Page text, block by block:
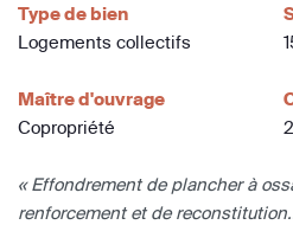
Type de bien
Logements collectifs
Maître d'ouvrage
Copropriété
« Effondrement de plancher à
renforcement et de